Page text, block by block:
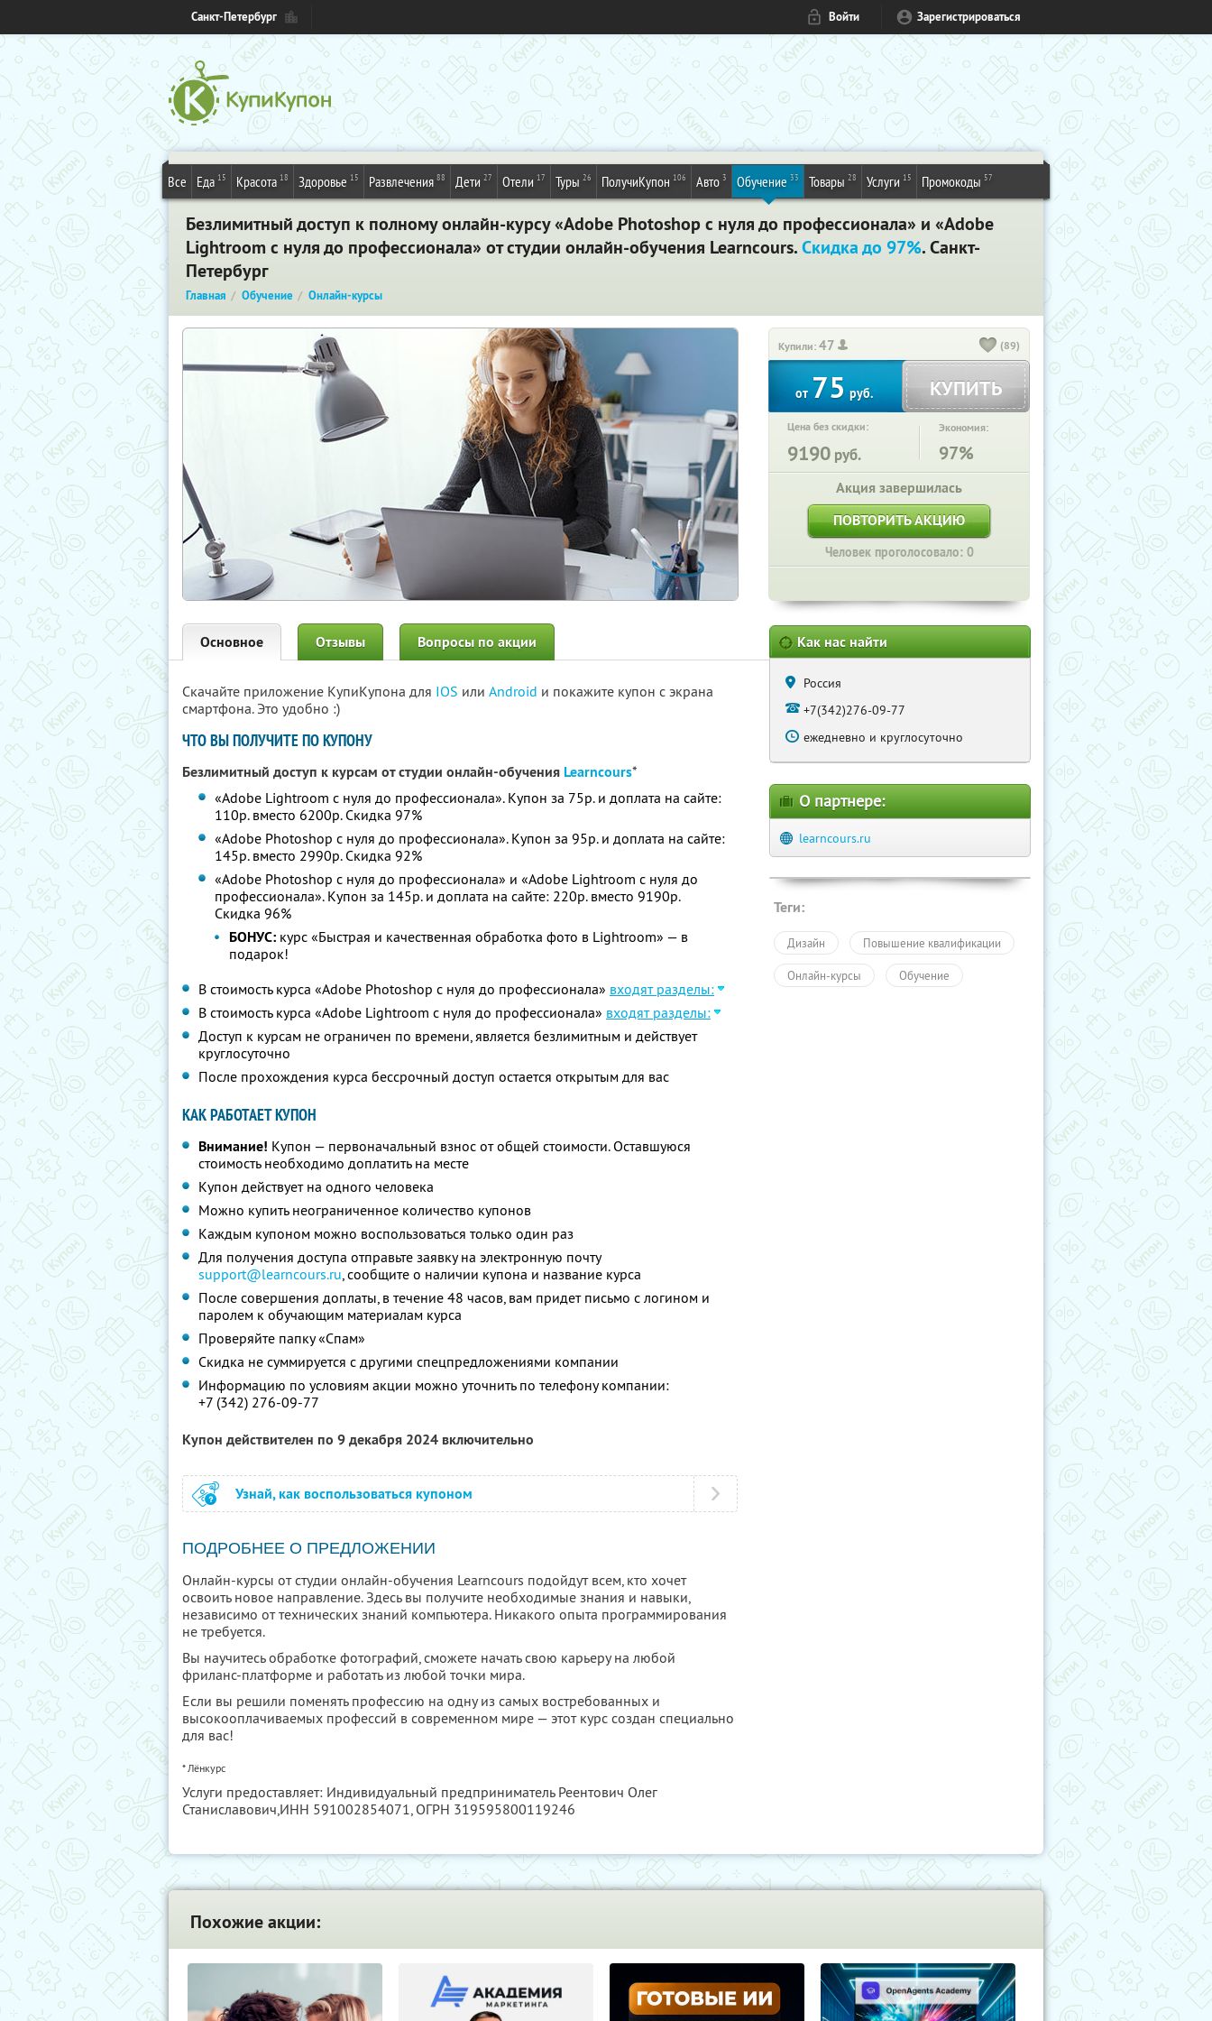
Санкт-Петербург Войти Зарегистрироваться
Все Еда 15 Красота 18 Здоровье 15 Развлечения 88 Дети 27 Отели 17 Туры 26 ПолучиКупон 106 Авто 3 Обучение 33 Товары 28 Услуги 15 Промокоды 57
Безлимитный доступ к полному онлайн-курсу «Adobe Photoshop с нуля до профессионала» и «Adobe
Lightroom с нуля до профессионала» от студии онлайн-обучения Learncours.Скидка до 97%. Санкт-
Петербург
Главная Обучение Онлайн-курсы
Купили:47 (89)
от 75руб. КУПИТЬ
Цена без скидки:
9190 руб.
Экономия:
97%
Акция завершилась
ПОВТОРИТЬ АКЦИЮ
Человек проголосовало: 0
Основное Отзывы Вопросы по акции
Скачайте приложение КупиКупона для IOS или Android и покажите купон с экрана
смартфона. Это удобно :)
ЧТО ВЫ ПОЛУЧИТЕ ПО КУПОНУ
Безлимитный доступ к курсам от студии онлайн-обучения Learncours*
«Adobe Lightroom с нуля до профессионала». Купон за 75р. и доплата на сайте:
110р. вместо 6200р. Скидка 97%
«Adobe Photoshop с нуля до профессионала». Купон за 95р. и доплата на сайте:
145р. вместо 2990р. Скидка 92%
«Adobe Photoshop с нуля до профессионала» и «Adobe Lightroom с нуля до
профессионала». Купон за 145р. и доплата на сайте: 220р. вместо 9190р.
Скидка 96%
БОНУС: курс «Быстрая и качественная обработка фото в Lightroom» — в
подарок!
В стоимость курса «Adobe Photoshop с нуля до профессионала» входят разделы:
В стоимость курса «Adobe Lightroom с нуля до профессионала» входят разделы:
Доступ к курсам не ограничен по времени, является безлимитным и действует
круглосуточно
После прохождения курса бессрочный доступ остается открытым для вас
КАК РАБОТАЕТ КУПОН
Внимание! Купон — первоначальный взнос от общей стоимости. Оставшуюся
стоимость необходимо доплатить на месте
Купон действует на одного человека
Можно купить неограниченное количество купонов
Каждым купоном можно воспользоваться только один раз
Для получения доступа отправьте заявку на электронную почту
support@learncours.ru, сообщите о наличии купона и название курса
После совершения доплаты, в течение 48 часов, вам придет письмо с логином и
паролем к обучающим материалам курса
Проверяйте папку «Спам»
Скидка не суммируется с другими спецпредложениями компании
Информацию по условиям акции можно уточнить по телефону компании:
+7 (342) 276-09-77
Купон действителен по 9 декабря 2024 включительно
Узнай, как воспользоваться купоном
ПОДРОБНЕЕ О ПРЕДЛОЖЕНИИ
Онлайн-курсы от студии онлайн-обучения Learncours подойдут всем, кто хочет
освоить новое направление. Здесь вы получите необходимые знания и навыки,
независимо от технических знаний компьютера. Никакого опыта программирования
не требуется.
Вы научитесь обработке фотографий, сможете начать свою карьеру на любой
фриланс-платформе и работать из любой точки мира.
Если вы решили поменять профессию на одну из самых востребованных и
высокооплачиваемых профессий в современном мире — этот курс создан специально
для вас!
* Лёнкурс
Услуги предоставляет: Индивидуальный предприниматель Реентович Олег
Станиславович,ИНН 591002854071, ОГРН 319595800119246
Как нас найти
Россия
+7(342)276-09-77
ежедневно и круглосуточно
О партнере:
learncours.ru
Теги:
Дизайн Повышение квалификации
Онлайн-курсы Обучение
Похожие акции: